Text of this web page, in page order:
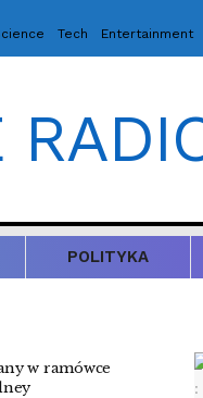
Tech Entertainment
POLITYKA
Europy!
rzutach karnych